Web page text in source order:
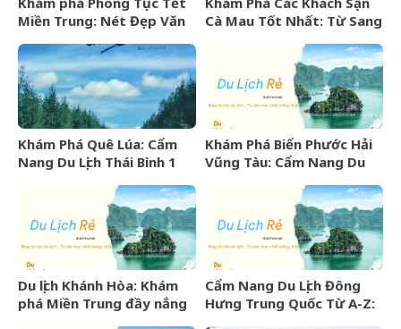
Miền Trung: Nét Đẹp Văn
Cà Mau Tốt Nhất: Từ Sang
Khám Phá Quê Lúa: Cẩm
Nang Du Lịch Thái Bình 1
Khám Phá Biển Phước Hải
Vũng Tàu: Cẩm Nang Du
Du lịch Khánh Hòa: Khám
phá Miền Trung đầy nắng
Cẩm Nang Du Lịch Đông
Hưng Trung Quốc Từ A-Z: